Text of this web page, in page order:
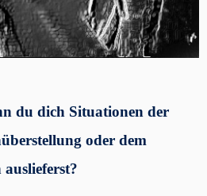
du dich Situationen der
oder dem